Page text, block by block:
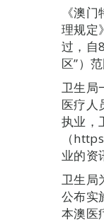
《澳
理规定
过，自
区”）
卫生局
医疗人
执业，
（
业的资
卫生局
公布实
本澳医